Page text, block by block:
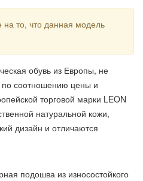
то, что данная модель
обувь из Европы, не
соотношению цены и
торговой марки LEON
натуральной кожи,
дизайн и отличаются
подошва из износостойкого